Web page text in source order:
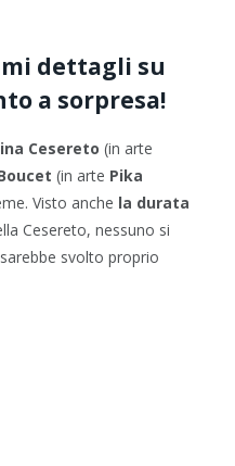
dettagli su
a sorpresa!
Cesereto (in arte
(in arte Pika
Visto anche la durata
Cesereto, nessuno si
svolto proprio